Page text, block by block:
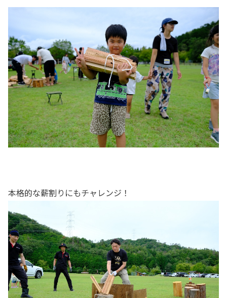
本格的な薪割りにもチャレンジ！